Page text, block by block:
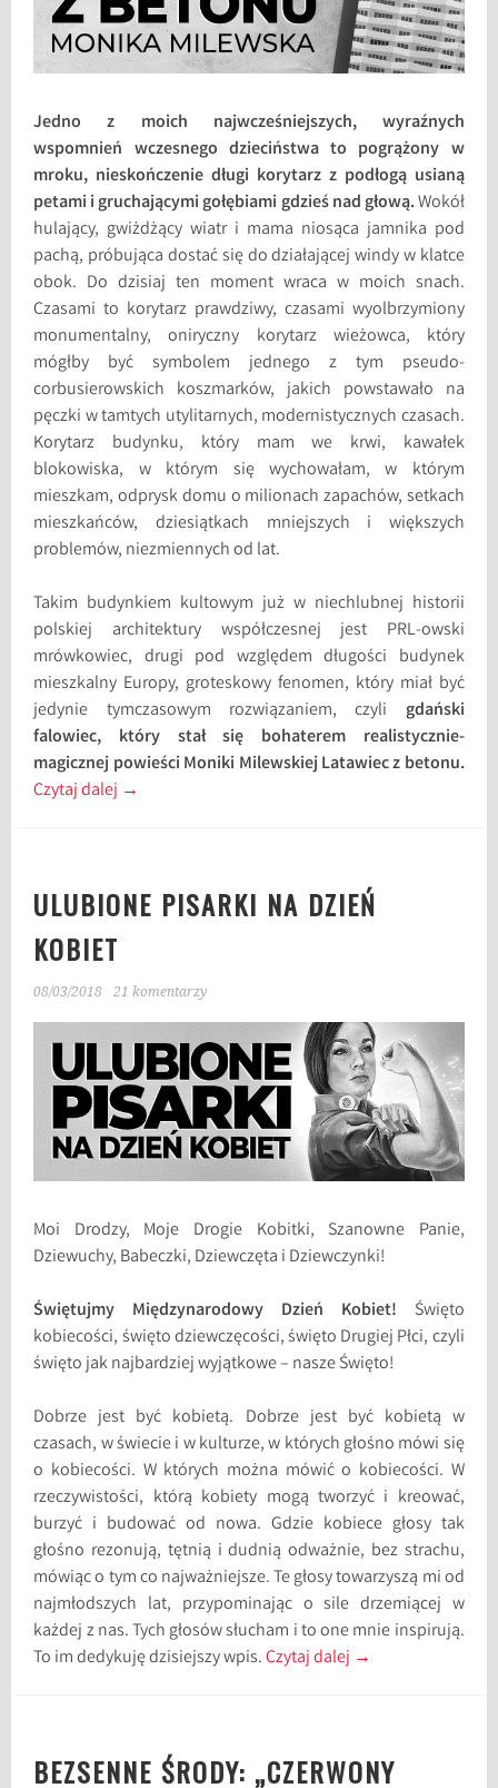
Jedno z moich najwcześniejszych, wyraźnych
wspomnień wczesnego dzieciństwa to pogrążony w
mroku, nieskończenie długi korytarz z podłogą usianą
petami i gruchającymi gołębiami gdzieś nad głową.Wokół
hulający, gwiżdżący wiatr i mama niosąca jamnika pod
pachą, próbująca dostać się do działającej windy w klatce
obok. Do dzisiaj ten moment wraca w moich snach.
Czasami to korytarz prawdziwy, czasami wyolbrzymiony
monumentalny, oniryczny korytarz wieżowca, który
mógłby być symbolem jednego z tym pseudo-
corbusierowskich koszmarków, jakich powstawało na
pęczki w tamtych utylitarnych, modernistycznych czasach.
Korytarz budynku, który mam we krwi, kawałek
blokowiska, w którym się wychowałam, w którym
mieszkam, odprysk domu o milionach zapachów, setkach
mieszkańców, dziesiątkach mniejszych i większych
problemów, niezmiennych od lat.
Takim budynkiem kultowym już w niechlubnej historii
polskiej architektury współczesnej jest PRL-owski
mrówkowiec, drugi pod względem długości budynek
mieszkalny Europy, groteskowy fenomen, który miał być
jedynie tymczasowym rozwiązaniem, czyli gdański
falowiec, który stał się bohaterem realistycznie-
magicznej powieści Moniki Milewskiej Latawiec z betonu.
Czytaj dalej →
ULUBIONE PISARKI NA DZIEŃ
KOBIET
08/03/2018 21 komentarzy
Moi Drodzy, Moje Drogie Kobitki, Szanowne Panie,
Dziewuchy, Babeczki, Dziewczęta i Dziewczynki!
Świętujmy Międzynarodowy Dzień Kobiet! Święto
kobiecości, święto dziewczęcości, święto Drugiej Płci, czyli
święto jak najbardziej wyjątkowe – nasze Święto!
Dobrze jest być kobietą. Dobrze jest być kobietą w
czasach, w świecie i w kulturze, w których głośno mówi się
o kobiecości. W których można mówić o kobiecości. W
rzeczywistości, którą kobiety mogą tworzyć i kreować,
burzyć i budować od nowa. Gdzie kobiece głosy tak
głośno rezonują, tętnią i dudnią odważnie, bez strachu,
mówiąc o tym co najważniejsze. Te głosy towarzyszą mi od
najmłodszych lat, przypominając o sile drzemiącej w
każdej z nas. Tych głosów słucham i to one mnie inspirują.
To im dedykuję dzisiejszy wpis.Czytaj dalej →
BEZSENNE ŚRODY: „CZERWONY